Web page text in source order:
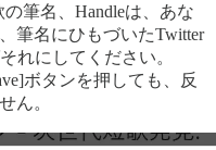
筆名、Handleは、あな
筆名にひもづいたTwitter
れにしてください。
ボタンを押しても、反
ん。